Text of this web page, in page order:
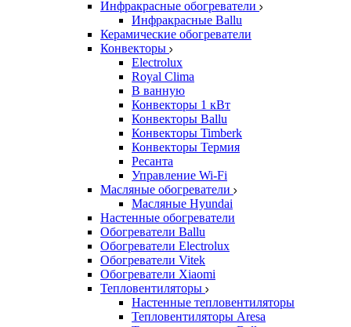
Инфракрасные обогреватели
Инфракрасные Ballu
Керамические обогреватели
Конвекторы
Electrolux
Royal Clima
В ванную
Конвекторы 1 кВт
Конвекторы Ballu
Конвекторы Timberk
Конвекторы Термия
Ресанта
Управление Wi-Fi
Масляные обогреватели
Масляные Hyundai
Настенные обогреватели
Обогреватели Ballu
Обогреватели Electrolux
Обогреватели Vitek
Обогреватели Xiaomi
Тепловентиляторы
Настенные тепловентиляторы
Тепловентиляторы Aresa